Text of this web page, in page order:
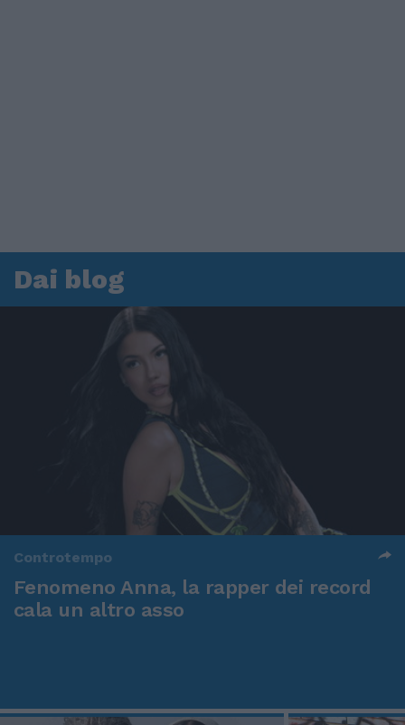
Dai blog
Controtempo
Fenomeno Anna, la rapper dei record
cala un altro asso